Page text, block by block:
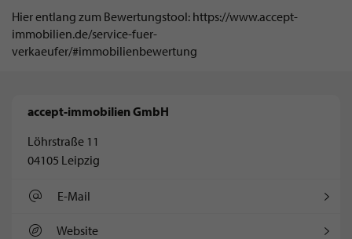
Hier entlang zum Bewertungstool: https://www.accept-
immobilien.de/service-fuer-
verkaeufer/#immobilienbewertung
accept-immobilien GmbH
Löhrstraße 11
04105 Leipzig
E-Mail
Website